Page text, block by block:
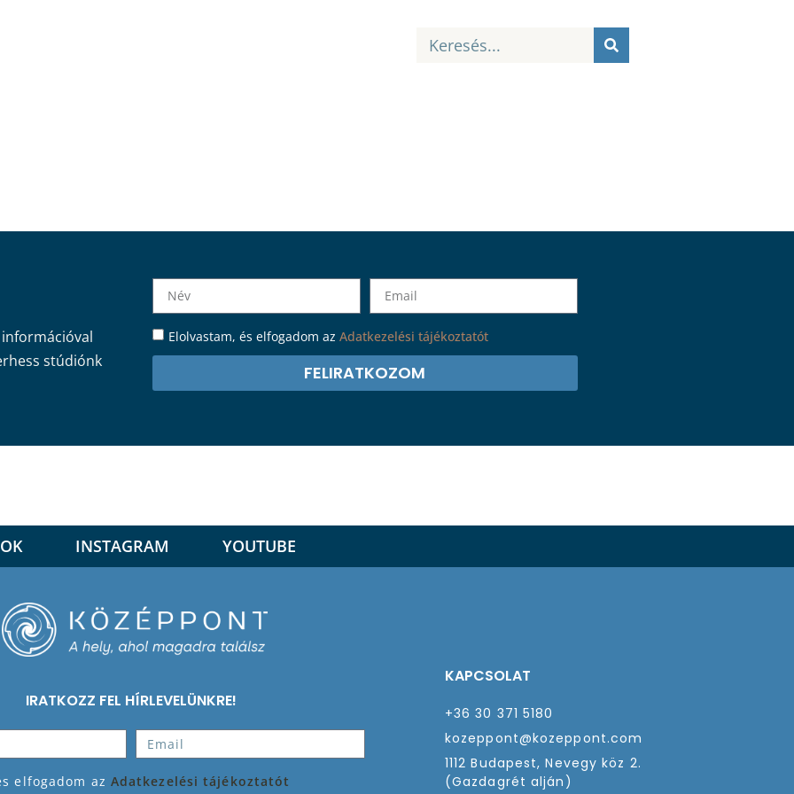
stúdiónk
Elolvastam, és elfogadom az Adatkezelési tájékoztatót
FELIRATKOZOM
INSTAGRAM YOUTUBE
IRATKOZZ FEL HÍRLEVELÜNKRE!
elfogadom az Adatkezelési tájékoztatót
KAPCSOLAT
+36 30 371 5180
kozeppont@kozeppont.com
1112 Budapest, Nevegy köz 2.
(Gazdagrét alján)